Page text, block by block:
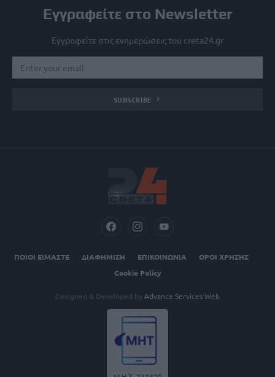
Εγγραφείτε στο Newsletter
Εγγραφείτε στις ενημερώσεις του creta24.gr
SUBSCRIBE
ΠΟΙΟΙ ΕΙΜΑΣΤΕ ΔΙΑΦΗΜΙΣΗ ΕΠΙΚΟΙΝΩΝΙΑ
ΟΡΟΙ ΧΡΗΣΗΣ
Cookie Policy
Designed & Developed by Advance Services Web